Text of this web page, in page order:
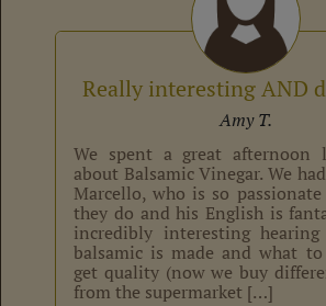
Really interesting AND
Amy T.
We spent a great afternoon
about Balsamic Vinegar. We
Marcello, who is so
they do and his English is
incredibly interesting
balsamic is made and what
get quality (now we buy
from the supermarket […]